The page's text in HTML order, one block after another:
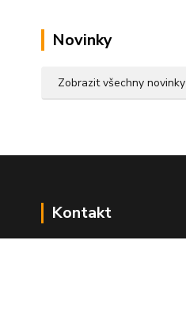
Novinky
Zobrazit všechny novinky
Kontakt